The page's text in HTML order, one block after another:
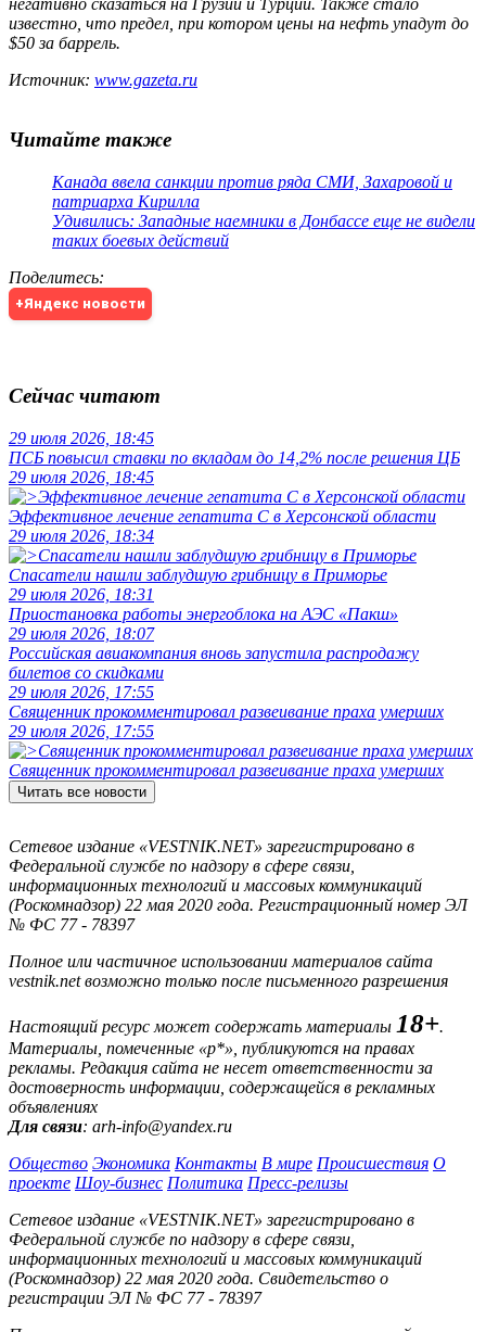
негативно сказаться на Грузии и Турции. Также стало
известно, что предел, при котором цены на нефть упадут до
$50 за баррель.
Источник: www.gazeta.ru
Читайте также
Канада ввела санкции против ряда СМИ, Захаровой и
патриарха Кирилла
Удивились: Западные наемники в Донбассе еще не видели
таких боевых действий
Поделитесь:
+Яндекс новости
Сейчас читают
29 июля 2026, 18:45
ПСБ повысил ставки по вкладам до 14,2% после решения ЦБ
29 июля 2026, 18:45
Эффективное лечение гепатита C в Херсонской области
29 июля 2026, 18:34
Спасатели нашли заблудшую грибницу в Приморье
29 июля 2026, 18:31
Приостановка работы энергоблока на АЭС «Пакш»
29 июля 2026, 18:07
Российская авиакомпания вновь запустила распродажу
билетов со скидками
29 июля 2026, 17:55
Священник прокомментировал развеивание праха умерших
29 июля 2026, 17:55
Священник прокомментировал развеивание праха умерших
Читать все новости
Сетевое издание «VESTNIK.NET» зарегистрировано в
Федеральной службе по надзору в сфере связи,
информационных технологий и массовых коммуникаций
(Роскомнадзор) 22 мая 2020 года. Регистрационный номер ЭЛ
№ ФС 77 - 78397
Полное или частичное использовании материалов сайта
vestnik.net возможно только после письменного разрешения
Настоящий ресурс может содержать материалы 18+.
Материалы, помеченные «р*», публикуются на правах
рекламы. Редакция сайта не несет ответственности за
достоверность информации, содержащейся в рекламных
объявлениях
Для связи: arh-info@yandex.ru
Общество Экономика Контакты В мире Происшествия О
проекте Шоу-бизнес Политика Пресс-релизы
Сетевое издание «VESTNIK.NET» зарегистрировано в
Федеральной службе по надзору в сфере связи,
информационных технологий и массовых коммуникаций
(Роскомнадзор) 22 мая 2020 года. Свидетельство о
регистрации ЭЛ № ФС 77 - 78397